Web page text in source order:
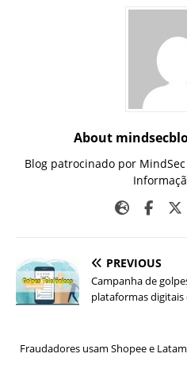
About
Blog patrocinado por
PREVIOUS
Campanha de
plataformas digitais
Fraudadores usam Shopee e